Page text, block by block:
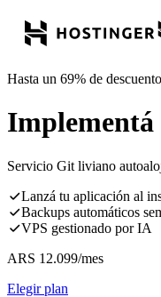
Hasta un 69% de
Implementá
Servicio Git liviano
Lanzá tu aplicación al
Backups automáticos
VPS gestionado por IA
ARS 12.099/mes
Elegir plan